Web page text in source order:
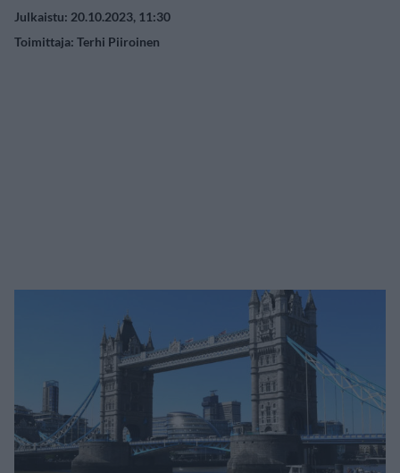
Julkaistu: 20.10.2023, 11:30
Toimittaja: Terhi Piiroinen